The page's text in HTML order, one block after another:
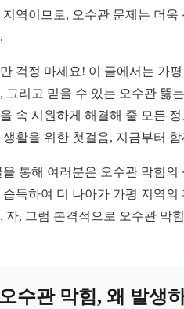
지역이므로, 오수관 문제는 더
걱정 마세요! 이 글에서는 가
그리고 믿을 수 있는 오수관 뚫
속 시원하게 해결해 줄 모든
생활을 위한 첫걸음, 지금부터
을 통해 여러분은 오수관 막힘
습득하여 더 나아가 가평 지역
자, 그럼 본격적으로 오수관 막
수관 막힘, 왜 발생